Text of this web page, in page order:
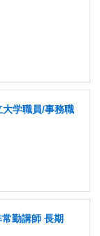
大学職員/事務職
勤講師 長期